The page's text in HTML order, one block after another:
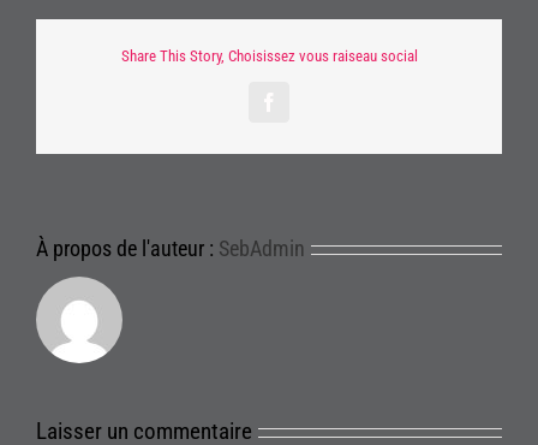
Share This Story, Choisissez vous raiseau social
À propos de l'auteur : SebAdmin
Laisser un commentaire